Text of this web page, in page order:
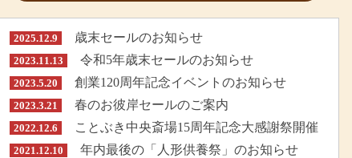
2025.12.9 歳末セールのお知らせ
2023.11.13 令和5年歳末セールのお知らせ
2023.5.20 創業120周年記念イベントのお知らせ
2023.3.21 春のお彼岸セールのご案内
2022.12.6 ことぶき中央斎場15周年記念大感謝祭開催
2021.12.10 年内最後の「人形供養祭」のお知らせ